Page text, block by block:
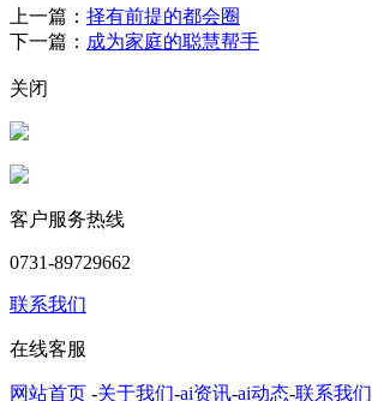
上一篇： 择有前提的都会圈
下一篇： 成为家庭的聪慧帮手
关闭
客户服务热线
0731-89729662
联系我们
在线客服
网站首页 -关于我们-ai资讯-ai动态-联系我们